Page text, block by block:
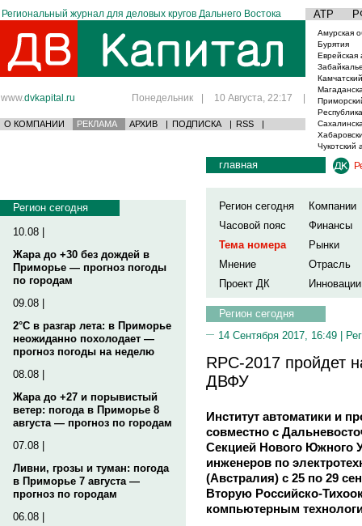
Региональный журнал для деловых кругов Дальнего Востока АТР
www.dvkapital.ru Понедельник | 10 Августа, 22:17 |
О КОМПАНИИ РЕКЛАМА АРХИВ | ПОДПИСКА | RSS |
Амурская
Бурятия
Еврейская
Чукотский
Регион сегодня
10.08 |
Жара до +30 без дождей в
Приморье — прогноз погоды
по городам
09.08 |
2°C в разгар лета: в Приморье
неожиданно похолодает —
прогноз погоды на неделю
08.08 |
Жара до +27 и порывистый
ветер: погода в Приморье 8
августа — прогноз по городам
07.08 |
Ливни, грозы и туман: погода
в Приморье 7 августа —
прогноз по городам
06.08 |
главная
Регион сегодня
Компании
Часовой пояс
Финансы
Тема номера
Рынки
Мнение
Отрасль
Проект ДК
Инновации
Регион сегодня
14 Сентября 2017, 16:49 |
RPC-2017 пройдет
ДВФУ
Институт автоматики и
совместно с
Секцией Нового Южного
инженеров по
(Австралия) с 25 по 29
Вторую Российско-
компьютерным